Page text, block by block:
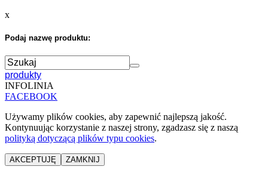
x
Podaj nazwę produktu:
produkty
INFOLINIA
FACEBOOK
Używamy plików cookies, aby zapewnić najlepszą jakość.
Kontynuując korzystanie z naszej strony, zgadzasz się z naszą
polityką dotyczącą plików typu cookies.
AKCEPTUJĘ ZAMKNIJ